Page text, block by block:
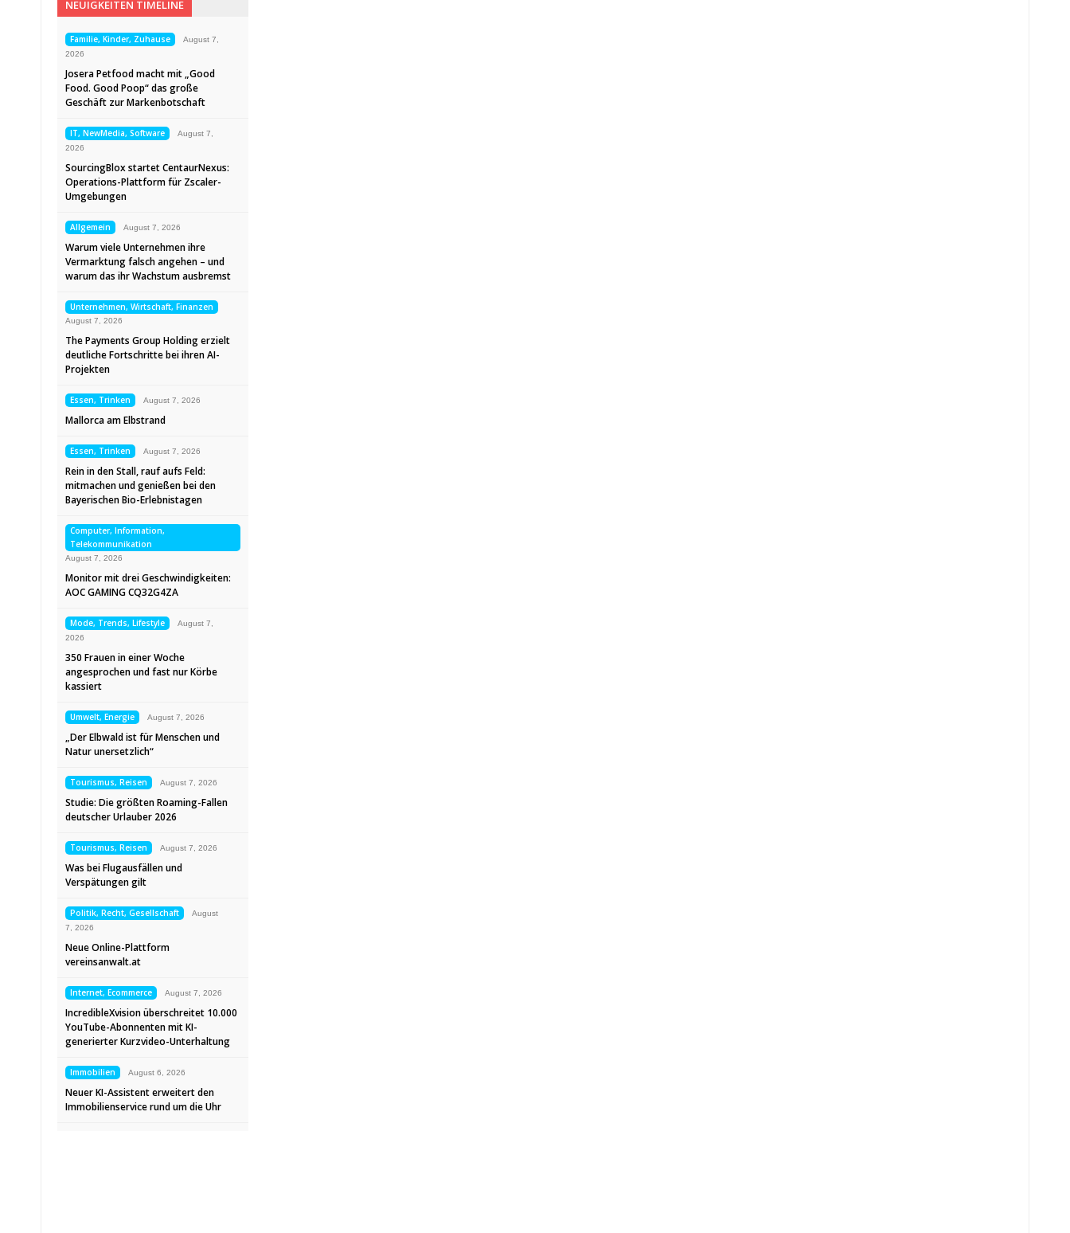
NEUIGKEITEN TIMELINE
Familie, Kinder, Zuhause
August 7,
2026
Josera Petfood macht mit „Good
Food. Good Poop“ das große
Geschäft zur Markenbotschaft
IT, NewMedia, Software
August 7,
2026
SourcingBlox startet CentaurNexus:
Operations-Plattform für Zscaler-
Umgebungen
Allgemein August 7, 2026
Warum viele Unternehmen ihre
Vermarktung falsch angehen – und
warum das ihr Wachstum ausbremst
Unternehmen, Wirtschaft, Finanzen
August 7, 2026
The Payments Group Holding erzielt
deutliche Fortschritte bei ihren AI-
Projekten
Essen, Trinken August 7, 2026
Mallorca am Elbstrand
Essen, Trinken August 7, 2026
Rein in den Stall, rauf aufs Feld:
mitmachen und genießen bei den
Bayerischen Bio-Erlebnistagen
Computer, Information,
Telekommunikation
August 7, 2026
Monitor mit drei Geschwindigkeiten:
AOC GAMING CQ32G4ZA
Mode, Trends, Lifestyle
August 7,
2026
350 Frauen in einer Woche
angesprochen und fast nur Körbe
kassiert
Umwelt, Energie August 7, 2026
„Der Elbwald ist für Menschen und
Natur unersetzlich“
Tourismus, Reisen August 7, 2026
Studie: Die größten Roaming-Fallen
deutscher Urlauber 2026
Tourismus, Reisen August 7, 2026
Was bei Flugausfällen und
Verspätungen gilt
Politik, Recht, Gesellschaft
August
7, 2026
Neue Online-Plattform
vereinsanwalt.at
Internet, Ecommerce August 7, 2026
IncredibleXvision überschreitet 10.000
YouTube-Abonnenten mit KI-
generierter Kurzvideo-Unterhaltung
Immobilien August 6, 2026
Neuer KI-Assistent erweitert den
Immobilienservice rund um die Uhr